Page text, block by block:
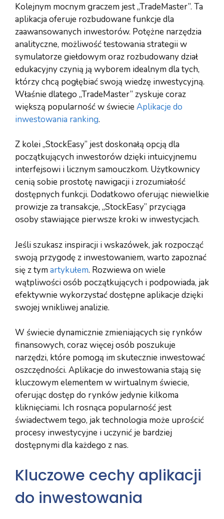
Kolejnym mocnym graczem jest „TradeMaster”. Ta
aplikacja oferuje rozbudowane funkcje dla
zaawansowanych inwestorów. Potężne narzędzia
analityczne, możliwość testowania strategii w
symulatorze giełdowym oraz rozbudowany dział
edukacyjny czynią ją wyborem idealnym dla tych,
którzy chcą pogłębiać swoją wiedzę inwestycyjną.
Właśnie dlatego „TradeMaster” zyskuje coraz
większą popularność w świecieAplikacje do
inwestowania ranking.
Z kolei „StockEasy” jest doskonałą opcją dla
początkujących inwestorów dzięki intuicyjnemu
interfejsowi i licznym samouczkom. Użytkownicy
cenią sobie prostotę nawigacji i zrozumiałość
dostępnych funkcji. Dodatkowo oferując niewielkie
prowizje za transakcje, „StockEasy” przyciąga
osoby stawiające pierwsze kroki w inwestycjach.
Jeśli szukasz inspiracji i wskazówek, jak rozpocząć
swoją przygodę z inwestowaniem, warto zapoznać
się z tym artykułem. Rozwiewa on wiele
wątpliwości osób początkujących i podpowiada, jak
efektywnie wykorzystać dostępne aplikacje dzięki
swojej wnikliwej analizie.
W świecie dynamicznie zmieniających się rynków
finansowych, coraz więcej osób poszukuje
narzędzi, które pomogą im skutecznie inwestować
oszczędności. Aplikacje do inwestowania stają się
kluczowym elementem w wirtualnym świecie,
oferując dostęp do rynków jedynie kilkoma
kliknięciami. Ich rosnąca popularność jest
świadectwem tego, jak technologia może uprościć
procesy inwestycyjne i uczynić je bardziej
dostępnymi dla każdego z nas.
Kluczowe cechy aplikacji
do inwestowania